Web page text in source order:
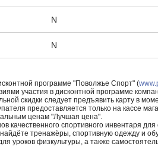
N
N
программе "Поволжье Спорт" (
участия в дисконтной программе
скидки следует предъявить карту в
предоставляется только на кассе
ценам "Лучшая цена".
качественного спортивного инвентаря
тренажёры, спортивную одежду и
уроков физкультуры, а также